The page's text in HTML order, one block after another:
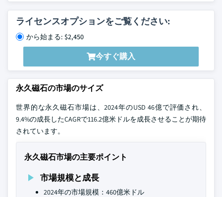
ライセンスオプションをご覧ください:
から始まる: $2,450
今すぐ購入
永久磁石の市場のサイズ
世界的な永久磁石市場は、2024年のUSD 46億で評価され、
9.4%の成長したCAGRで116.2億米ドルを成長させることが期待
されています。
永久磁石市場の主要ポイント
市場規模と成長
2024年の市場規模：460億米ドル